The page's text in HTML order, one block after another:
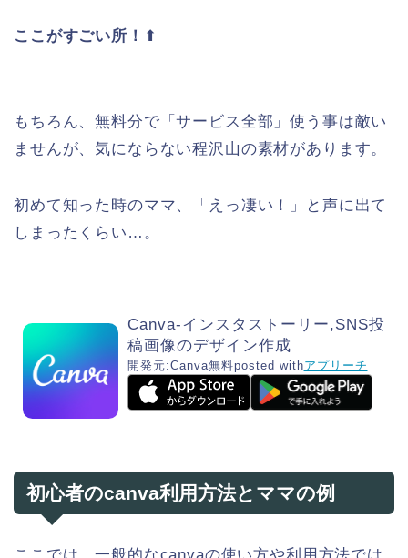
ここがすごい所！ ⬆︎
もちろん、無料分で「サービス全部」使う事は敵い
ませんが、気にならない程沢山の素材があります。
初めて知った時のママ、「えっ凄い！」と声に出て
しまったくらい…。
Canva-インスタストーリー,SNS投
稿画像のデザイン作成
開発元:Canva無料posted withアプリーチ
初心者のcanva利用方法とママの例